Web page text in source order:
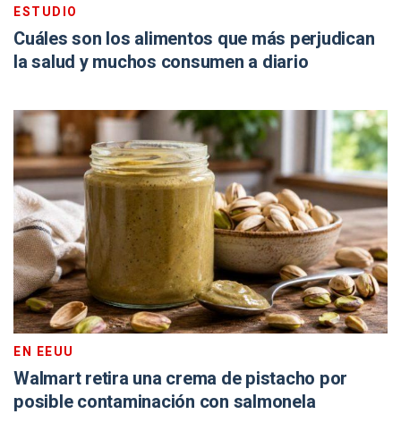
ESTUDIO
Cuáles son los alimentos que más perjudican
la salud y muchos consumen a diario
EN EEUU
Walmart retira una crema de pistacho por
posible contaminación con salmonela